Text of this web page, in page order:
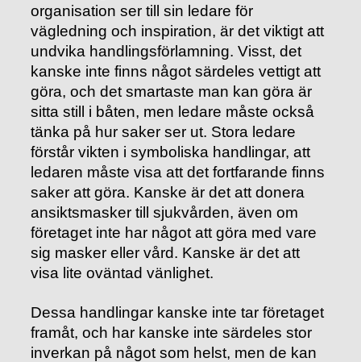
organisation ser till sin ledare för
vägledning och inspiration, är det viktigt att
undvika handlingsförlamning. Visst, det
kanske inte finns något särdeles vettigt att
göra, och det smartaste man kan göra är
sitta still i båten, men ledare måste också
tänka på hur saker ser ut. Stora ledare
förstår vikten i symboliska handlingar, att
ledaren måste visa att det fortfarande finns
saker att göra. Kanske är det att donera
ansiktsmasker till sjukvården, även om
företaget inte har något att göra med vare
sig masker eller vård. Kanske är det att
visa lite oväntad vänlighet.
Dessa handlingar kanske inte tar företaget
framåt, och har kanske inte särdeles stor
inverkan på något som helst, men de kan